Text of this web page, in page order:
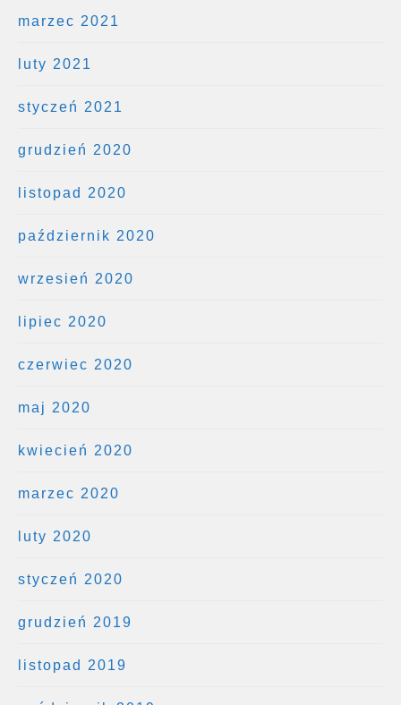
marzec 2021
luty 2021
styczeń 2021
grudzień 2020
listopad 2020
październik 2020
wrzesień 2020
lipiec 2020
czerwiec 2020
maj 2020
kwiecień 2020
marzec 2020
luty 2020
styczeń 2020
grudzień 2019
listopad 2019